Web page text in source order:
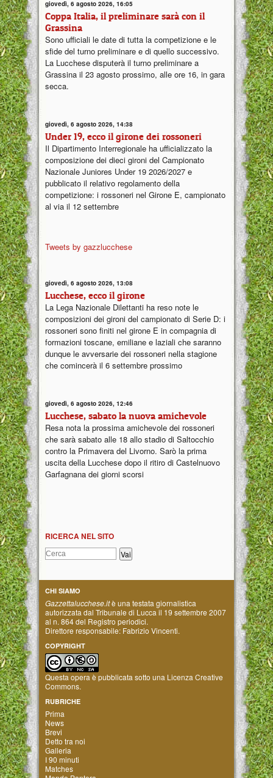
giovedì, 6 agosto 2026, 16:05
Coppa Italia, il preliminare sarà con il
Grassina
Sono ufficiali le date di tutta la competizione e le
sfide del turno preliminare e di quello successivo.
La Lucchese disputerà il turno preliminare a
Grassina il 23 agosto prossimo, alle ore 16, in gara
secca.
giovedì, 6 agosto 2026, 14:38
Under 19, ecco il girone dei rossoneri
Il Dipartimento Interregionale ha ufficializzato la
composizione dei dieci gironi del Campionato
Nazionale Juniores Under 19 2026/2027 e
pubblicato il relativo regolamento della
competizione: i rossoneri nel Girone E, campionato
al via il 12 settembre
Tweets by gazzlucchese
giovedì, 6 agosto 2026, 13:08
Lucchese, ecco il girone
La Lega Nazionale Dilettanti ha reso note le
composizioni dei gironi del campionato di Serie D: i
rossoneri sono finiti nel girone E in compagnia di
formazioni toscane, emiliane e laziali che saranno
dunque le avversarie dei rossoneri nella stagione
che comincerà il 6 settembre prossimo
giovedì, 6 agosto 2026, 12:46
Lucchese, sabato la nuova amichevole
Resa nota la prossima amichevole dei rossoneri
che sarà sabato alle 18 allo stadio di Saltocchio
contro la Primavera del Livorno. Sarò la prima
uscita della Lucchese dopo il ritiro di Castelnuovo
Garfagnana dei giorni scorsi
RICERCA NEL SITO
CHI SIAMO
Gazzettalucchese.itè una testata giornalistica
autorizzata dal Tribunale di Lucca il 19 settembre 2007
al n. 864 del Registro periodici.
Direttore responsabile: Fabrizio Vincenti.
COPYRIGHT
Questa opera è pubblicata sotto una Licenza Creative
Commons.
RUBRICHE
Prima
News
Brevi
Detto tra noi
Galleria
I 90 minuti
Matches